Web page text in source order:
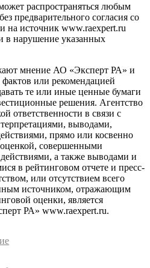
распространяться любым
предварительного согласия со
на источник www.raexpert.ru
в нарушение указанных
мнение АО «Эксперт РА» и
или рекомендацией
те или иные ценные бумаги
решения. Агентство
ответственности в связи с
выводами,
прямо или косвенно
совершенными
а также выводами и
в рейтинговом отчете и пресс-
или отсутствием всего
источником, отражающим
оценки, является
РА» www.raexpert.ru.